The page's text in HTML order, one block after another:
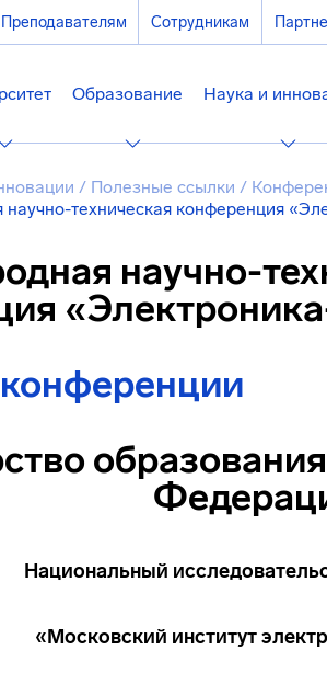
Преподавателям Сотрудникам
Образование Наука и
/ Полезные ссылки /
техническая конференция
научно-
Национальный
«Московский институт